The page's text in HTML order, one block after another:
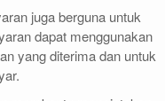
juga berguna untuk
dapat menggunakan
yang diterima dan untuk